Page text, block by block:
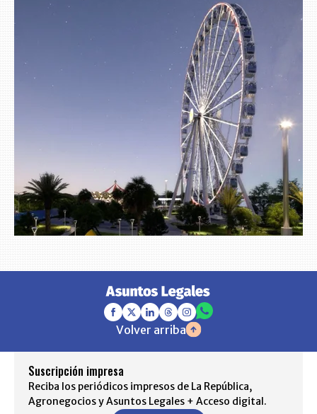
Volver arriba
Suscripción impresa
Reciba los periódicos impresos de La República,
Agronegocios y Asuntos Legales + Acceso digital.